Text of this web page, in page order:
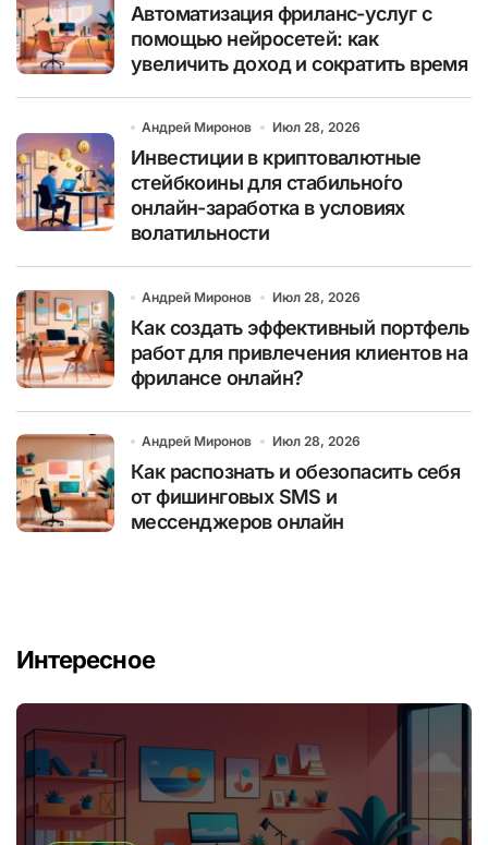
Автоматизация фриланс-услуг с
помощью нейросетей: как
увеличить доход и сократить время
Андрей Миронов Июл 28, 2026
Инвестиции в криптовалютные
стейбкоины для стабильно́го
онлайн-заработка в условиях
волатильности
Андрей Миронов Июл 28, 2026
Как создать эффективный портфель
работ для привлечения клиентов на
фрилансе онлайн?
Андрей Миронов Июл 28, 2026
Как распознать и обезопасить себя
от фишинговых SMS и
мессенджеров онлайн
Интересное